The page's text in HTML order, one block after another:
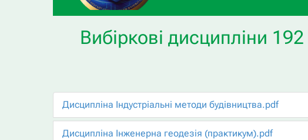
Вибіркові дисципліни
Дисципліна Індустріальні методи будівництва.pdf
Дисципліна Інженерна геодезія (практикум).pdf